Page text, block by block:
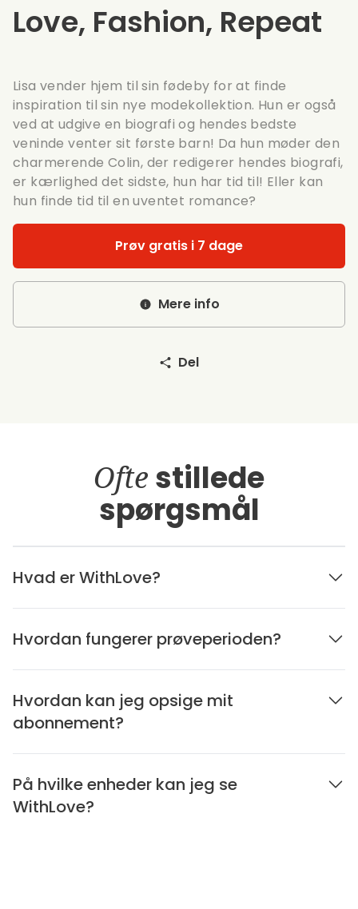
Love, Fashion, Repeat
Lisa vender hjem til sin fødeby for at finde
inspiration til sin nye modekollektion. Hun er også
ved at udgive en biografi og hendes bedste
veninde venter sit første barn! Da hun møder den
charmerende Colin, der redigerer hendes biografi,
er kærlighed det sidste, hun har tid til! Eller kan
hun finde tid til en uventet romance?
Prøv gratis i 7 dage
Mere info
Del
Ofte stillede
spørgsmål
Hvad er WithLove?
Hvordan fungerer prøveperioden?
Hvordan kan jeg opsige mit
abonnement?
På hvilke enheder kan jeg se
WithLove?